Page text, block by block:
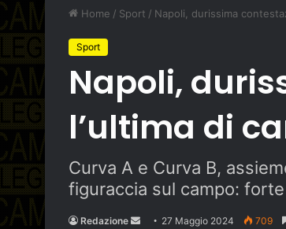
Home / Sport / Napoli, durissima
Sport
Napoli,
l’ultima di
Curva A e Curva B,
figuraccia sul campo:
Redazione
Send 27 Maggio 2024 709